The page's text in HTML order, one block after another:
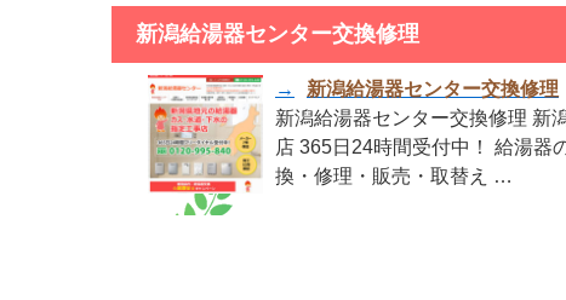
新潟給湯器センター交換修理
→
新潟給湯器センター交換修理
新潟給湯器センター交換修理 新
店 365日24時間受付中！ 給湯器
換・修理・販売・取替え …